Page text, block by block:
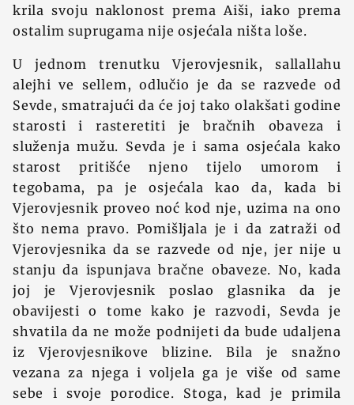
krila svoju naklonost prema Aiši, iako prema
ostalim suprugama nije osjećala ništa loše.
U jednom trenutku Vjerovjesnik, sallallahu
alejhi ve sellem, odlučio je da se razvede od
Sevde, smatrajući da će joj tako olakšati godine
starosti i rasteretiti je bračnih obaveza i
služenja mužu. Sevda je i sama osjećala kako
starost pritišće njeno tijelo umorom i
tegobama, pa je osjećala kao da, kada bi
Vjerovjesnik proveo noć kod nje, uzima na ono
što nema pravo. Pomišljala je i da zatraži od
Vjerovjesnika da se razvede od nje, jer nije u
stanju da ispunjava bračne obaveze. No, kada
joj je Vjerovjesnik poslao glasnika da je
obavijesti o tome kako je razvodi, Sevda je
shvatila da ne može podnijeti da bude udaljena
iz Vjerovjesnikove blizine. Bila je snažno
vezana za njega i voljela ga je više od same
sebe i svoje porodice. Stoga, kad je primila